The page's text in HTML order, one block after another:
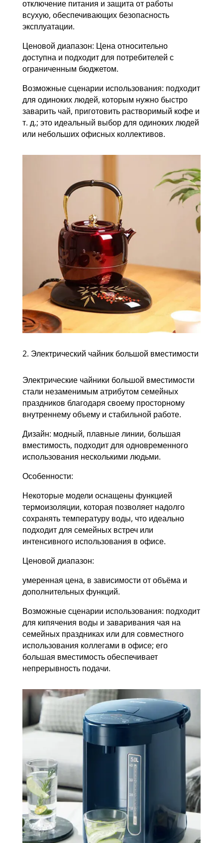
отключение питания и защита от работы
всухую, обеспечивающих безопасность
эксплуатации.
Ценовой диапазон: Цена относительно
доступна и подходит для потребителей с
ограниченным бюджетом.
Возможные сценарии использования: подходит
для одиноких людей, которым нужно быстро
заварить чай, приготовить растворимый кофе и
т. д.; это идеальный выбор для одиноких людей
или небольших офисных коллективов.
2. Электрический чайник большой вместимости
Электрические чайники большой вместимости
стали незаменимым атрибутом семейных
праздников благодаря своему просторному
внутреннему объему и стабильной работе.
Дизайн: модный, плавные линии, большая
вместимость, подходит для одновременного
использования несколькими людьми.
Особенности:
Некоторые модели оснащены функцией
термоизоляции, которая позволяет надолго
сохранять температуру воды, что идеально
подходит для семейных встреч или
интенсивного использования в офисе.
Ценовой диапазон:
умеренная цена, в зависимости от объёма и
дополнительных функций.
Возможные сценарии использования: подходит
для кипячения воды и заваривания чая на
семейных праздниках или для совместного
использования коллегами в офисе; его
большая вместимость обеспечивает
непрерывность подачи.